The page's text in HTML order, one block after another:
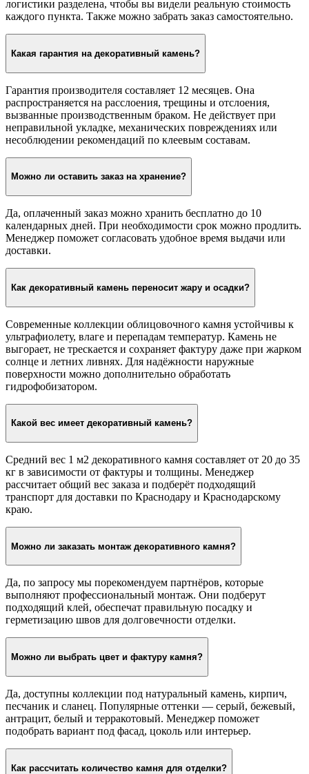
логистики разделена, чтобы вы видели реальную стоимость
каждого пункта. Также можно забрать заказ самостоятельно.
Какая гарантия на декоративный камень?
Гарантия производителя составляет 12 месяцев. Она
распространяется на расслоения, трещины и отслоения,
вызванные производственным браком. Не действует при
неправильной укладке, механических повреждениях или
несоблюдении рекомендаций по клеевым составам.
Можно ли оставить заказ на хранение?
Да, оплаченный заказ можно хранить бесплатно до 10
календарных дней. При необходимости срок можно продлить.
Менеджер поможет согласовать удобное время выдачи или
доставки.
Как декоративный камень переносит жару и осадки?
Современные коллекции облицовочного камня устойчивы к
ультрафиолету, влаге и перепадам температур. Камень не
выгорает, не трескается и сохраняет фактуру даже при жарком
солнце и летних ливнях. Для надёжности наружные
поверхности можно дополнительно обработать
гидрофобизатором.
Какой вес имеет декоративный камень?
Средний вес 1 м2 декоративного камня составляет от 20 до 35
кг в зависимости от фактуры и толщины. Менеджер
рассчитает общий вес заказа и подберёт подходящий
транспорт для доставки по Краснодару и Краснодарскому
краю.
Можно ли заказать монтаж декоративного камня?
Да, по запросу мы порекомендуем партнёров, которые
выполняют профессиональный монтаж. Они подберут
подходящий клей, обеспечат правильную посадку и
герметизацию швов для долговечности отделки.
Можно ли выбрать цвет и фактуру камня?
Да, доступны коллекции под натуральный камень, кирпич,
песчаник и сланец. Популярные оттенки — серый, бежевый,
антрацит, белый и терракотовый. Менеджер поможет
подобрать вариант под фасад, цоколь или интерьер.
Как рассчитать количество камня для отделки?